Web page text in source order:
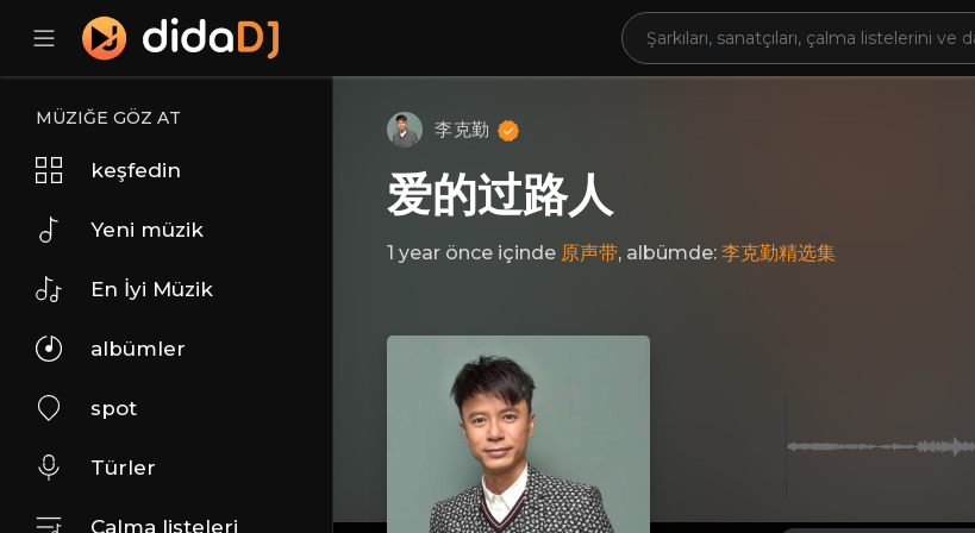
MÜZIĞE GÖZ AT
keşfedin
Yeni müzik
En İyi Müzik
albümler
spot
Türler
Çalma listeleri
李克勤
爱的过路人
1 year önce içinde 原声带, albümde: 李克勤精选集